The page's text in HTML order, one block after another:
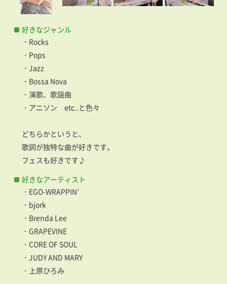
好きなジャンル
・Rocks
・Pops
・Jazz
・Bossa Nova
・演歌、歌謡曲
・アニソン etc..と色々
どちらかというと、
歌詞が独特な曲が好きです。
フェスも好きです♪
好きなアーティスト
・EGO-WRAPPIN’
・bjork
・Brenda Lee
・GRAPEVINE
・CORE OF SOUL
・JUDY AND MARY
・上原ひろみ